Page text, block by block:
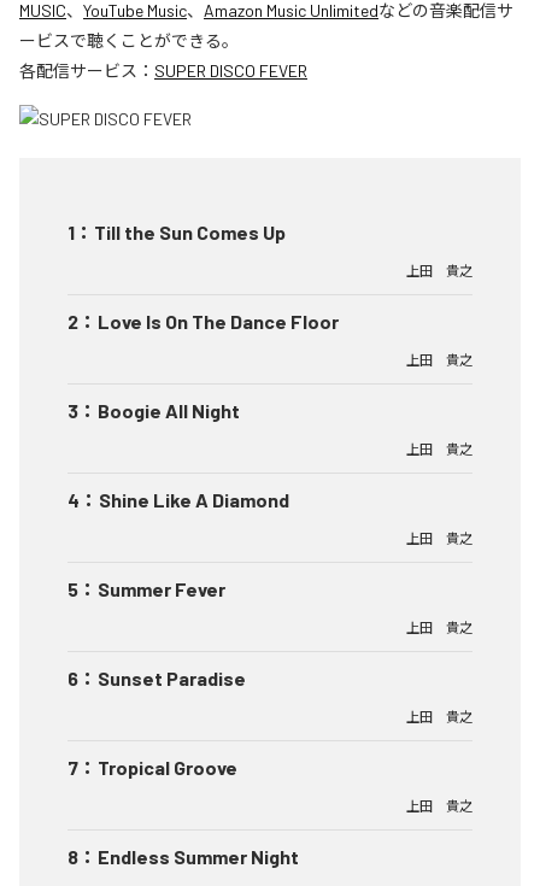
MUSIC、 YouTube Music、 Amazon Music Unlimitedなどの音楽配信サ
ービスで聴くことができる。
各配信サービス： SUPER DISCO FEVER
1 ： Till the Sun Comes Up
上田 貴之
2 ： Love Is On The Dance Floor
上田 貴之
3 ： Boogie All Night
上田 貴之
4 ： Shine Like A Diamond
上田 貴之
5 ： Summer Fever
上田 貴之
6 ： Sunset Paradise
上田 貴之
7 ： Tropical Groove
上田 貴之
8 ： Endless Summer Night